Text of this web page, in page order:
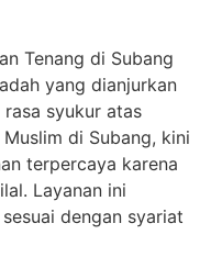
Tenang di Subang
yang dianjurkan
syukur atas
di Subang, kini
terpercaya karena
Layanan ini
dengan syariat